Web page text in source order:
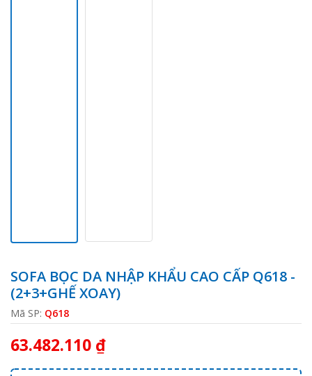
SOFA BỌC DA NHẬP KHẨU CAO CẤP Q618 -
(2+3+GHẾ XOAY)
Mã SP: Q618
63.482.110 ₫